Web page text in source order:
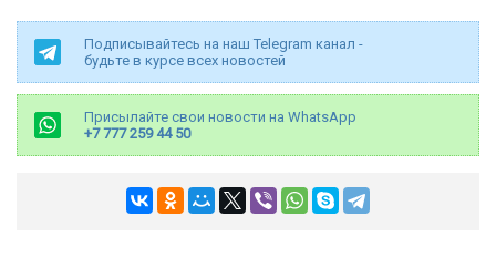
Подписывайтесь на наш Telegram канал -
будьте в курсе всех новостей
Присылайте свои новости на WhatsApp
+7 777 259 44 50